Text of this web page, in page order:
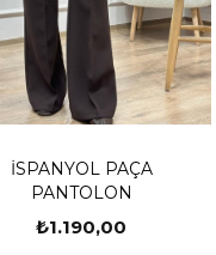
İSPANYOL PAÇA
PANTOLON
₺1.190,00